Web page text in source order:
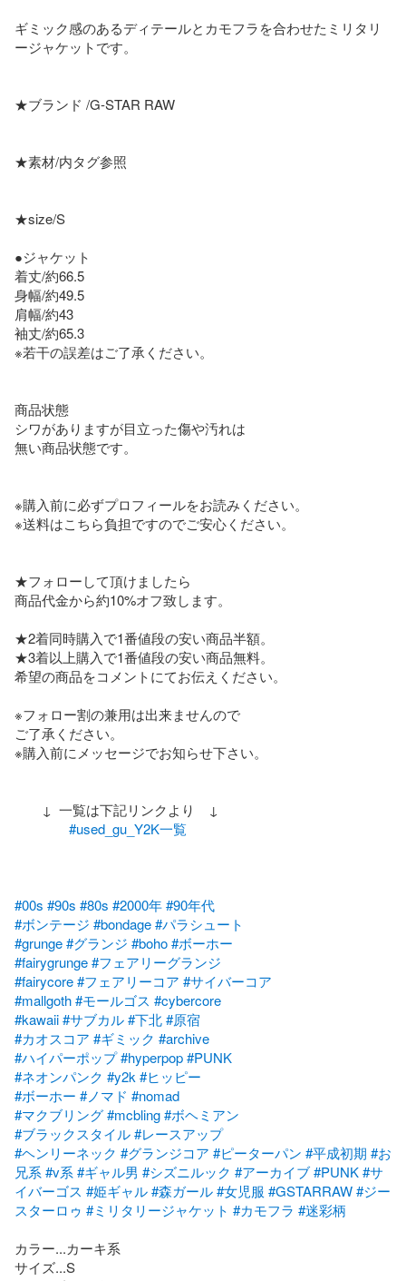
ギミック感のあるディテールとカモフラを合わせたミリタリ
ージャケットです。
★ブランド /G-STAR RAW
★素材/内タグ参照
★size/S
●ジャケット
着丈/約66.5
身幅/約49.5
肩幅/約43
袖丈/約65.3
※若干の誤差はご了承ください。
商品状態
シワがありますが目立った傷や汚れは
無い商品状態です。
※購入前に必ずプロフィールをお読みください。
※送料はこちら負担ですのでご安心ください。
★フォローして頂けましたら
商品代金から約10%オフ致します。
★2着同時購入で1番値段の安い商品半額。
★3着以上購入で1番値段の安い商品無料。
希望の商品をコメントにてお伝えください。
※フォロー割の兼用は出来ませんので
ご了承ください。
※購入前にメッセージでお知らせ下さい。
↓  一覧は下記リンクより　↓
#used_gu_Y2K一覧
#00s #90s #80s #2000年#90年代
#ボンテージ #bondage#パラシュート
#grunge#グランジ #boho#ボーホー
#fairygrunge#フェアリーグランジ
#fairycore#フェアリーコア #サイバーコア
#mallgoth#モールゴス #cybercore
#kawaii#サブカル#下北#原宿
#カオスコア #ギミック #archive
#ハイパーポップ#hyperpop#PUNK
#ネオンパンク #y2k #ヒッピー
#ボーホー #ノマド #nomad
#マクブリング#mcbling#ボヘミアン
#ブラックスタイル#レースアップ
#ヘンリーネック #グランジコア #ピーターパン #平成初期 #お
兄系 #v系 #ギャル男 #シズニルック #アーカイブ#PUNK#サ
イバーゴス #姫ギャル#森ガール#女児服 #GSTARRAW#ジー
スターロゥ #ミリタリージャケット #カモフラ #迷彩柄
カラー...カーキ系
サイズ...S